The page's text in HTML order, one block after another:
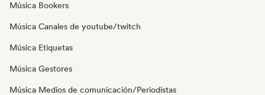
Música Bookers
Música Canales de youtube/twitch
Música Etiquetas
Música Gestores
Música Medios de comunicación/Periodistas